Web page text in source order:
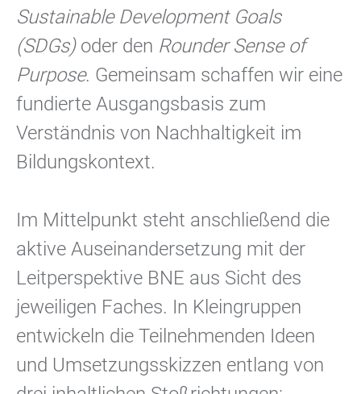
Sustainable Development Goals
(SDGs) oder den Rounder Sense of
Purpose. Gemeinsam schaffen wir eine
fundierte Ausgangsbasis zum
Verständnis von Nachhaltigkeit im
Bildungskontext.
Im Mittelpunkt steht anschließend die
aktive Auseinandersetzung mit der
Leitperspektive BNE aus Sicht des
jeweiligen Faches. In Kleingruppen
entwickeln die Teilnehmenden Ideen
und Umsetzungsskizzen entlang von